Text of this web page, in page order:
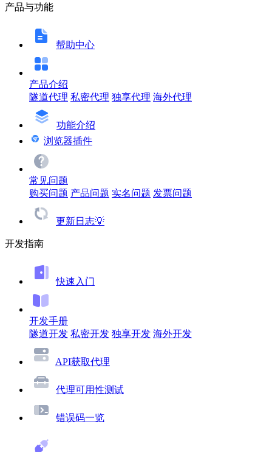
产品与功能
帮助中心
产品介绍
隧道代理 私密代理 独享代理 海外代理
功能介绍
浏览器插件
常见问题
购买问题 产品问题 实名问题 发票问题
更新日志💡
开发指南
快速入门
开发手册
隧道开发 私密开发 独享开发 海外开发
API获取代理
代理可用性测试
错误码一览